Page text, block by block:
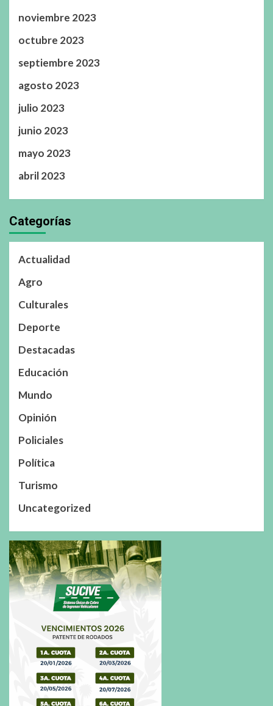
noviembre 2023
octubre 2023
septiembre 2023
agosto 2023
julio 2023
junio 2023
mayo 2023
abril 2023
Categorías
Actualidad
Agro
Culturales
Deporte
Destacadas
Educación
Mundo
Opinión
Policiales
Política
Turismo
Uncategorized